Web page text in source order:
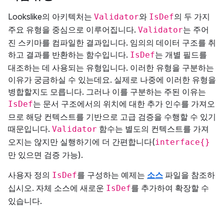
Lookslike의 아키텍처는 Validator와 IsDef의 두 가지
주요 유형을 중심으로 이루어집니다. Validator는 주어
진 스키마를 컴파일한 결과입니다. 임의의 데이터 구조를 취
하고 결과를 반환하는 함수입니다. IsDef는 개별 필드를
대조하는 데 사용되는 유형입니다. 이러한 유형을 구분하는
이유가 궁금하실 수 있는데요. 실제로 나중에 이러한 유형을
병합할지도 모릅니다. 그러나 이를 구분하는 주된 이유는
IsDef는 문서 구조에서의 위치에 대한 추가 인수를 가져오
므로 해당 컨텍스트를 기반으로 고급 검증을 수행할 수 있기
때문입니다. Validator 함수는 별도의 컨텍스트를 가져
오지는 않지만 실행하기에 더 간편합니다(interface{}
만 있으면 검증 가능).
사용자 정의 IsDef를 구성하는 예제는 소스 파일을 참조하
십시오. 자체 소스에 새로운 IsDef를 추가하여 확장할 수
있습니다.